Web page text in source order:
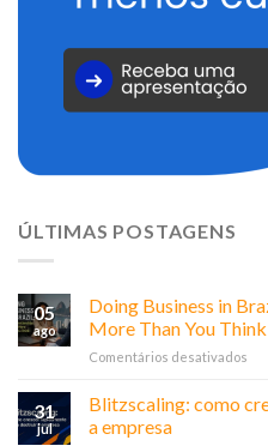
ÚLTIMAS POSTAGENS
05
ago
Doing Business in
More Than You Think
Comentários desativados
in
31
jul
Blitzscaling: como
a empresa